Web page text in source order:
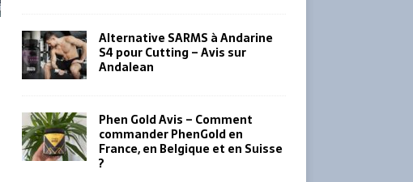
Alternative SARMS à Andarine
S4 pour Cutting – Avis sur
Andalean
Phen Gold Avis – Comment
commander PhenGold en
France, en Belgique et en Suisse
?